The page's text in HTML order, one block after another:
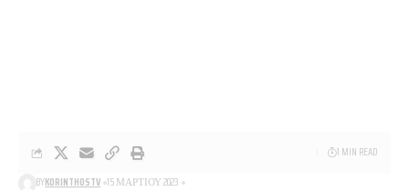
BYKORINTHOSTV 15 ΜΑΡΤΊΟΥ 2023
1 MIN READ